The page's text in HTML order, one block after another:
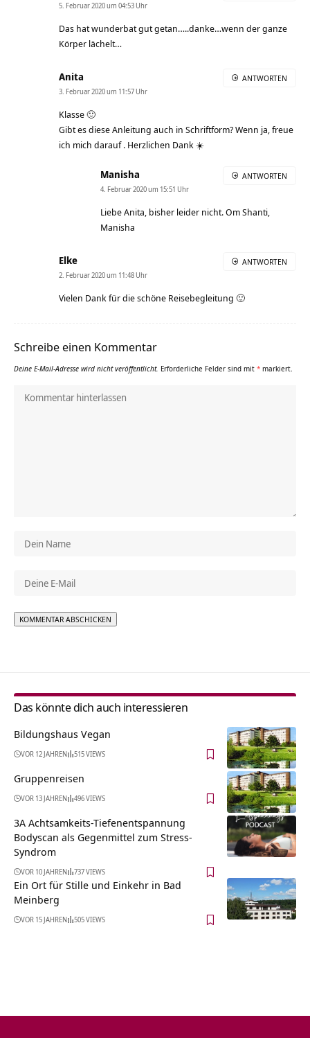
5. Februar 2020 um 04:53 Uhr
Das hat wunderbat gut getan…..danke…wenn der ganze
Körper lächelt…
Anita
3. Februar 2020 um 11:57 Uhr
Klasse 🙂
Gibt es diese Anleitung auch in Schriftform? Wenn ja, freue
ich mich darauf . Herzlichen Dank ☀️
ANTWORTEN
Manisha
4. Februar 2020 um 15:51 Uhr
Liebe Anita, bisher leider nicht. Om Shanti,
Manisha
ANTWORTEN
Elke
2. Februar 2020 um 11:48 Uhr
Vielen Dank für die schöne Reisebegleitung 🙂
ANTWORTEN
Schreibe einen Kommentar
Deine E-Mail-Adresse wird nicht veröffentlicht. Erforderliche Felder sind mit * markiert.
Das könnte dich auch interessieren
Bildungshaus Vegan
VOR 12 JAHREN 515 VIEWS
Gruppenreisen
VOR 13 JAHREN 496 VIEWS
3A Achtsamkeits-Tiefenentspannung
Bodyscan als Gegenmittel zum Stress-
Syndrom
VOR 10 JAHREN 737 VIEWS
Ein Ort für Stille und Einkehr in Bad
Meinberg
VOR 15 JAHREN 505 VIEWS